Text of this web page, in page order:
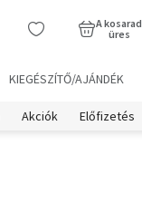
A kosarad
üres
KIEGÉSZÍTŐ/AJÁNDÉK
Akciók Előfizetés